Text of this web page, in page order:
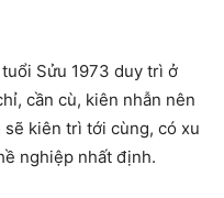
Sửu 1973 duy trì ở
cần cù, kiên nhẫn nên
sẽ kiên trì tới cùng, có xu
nghiệp nhất định.